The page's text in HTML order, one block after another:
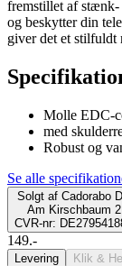
fremstillet af
og beskytter din
giver det et
Molle EDC-
med
Robust og
Se alle
Solgt af Cadorabo
Am Kirschbaum 2
CVR-nr:
149.-
Levering Klik &